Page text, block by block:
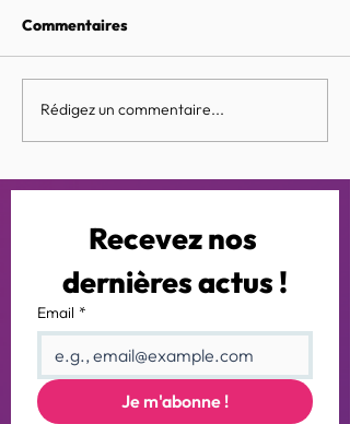
Bundeschampionat 2023
Commentaires
Rédigez un commentaire...
Recevez nos
dernières actus !
Email *
Je m'abonne !